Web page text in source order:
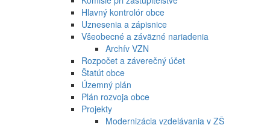
Hlavný kontrolór obce
Uznesenia a zápisnice
Všeobecné a záväzné nariadenia
Archív VZN
Rozpočet a záverečný účet
Štatút obce
Územný plán
Plán rozvoja obce
Projekty
Modernizácia vzdelávania v ZŠ